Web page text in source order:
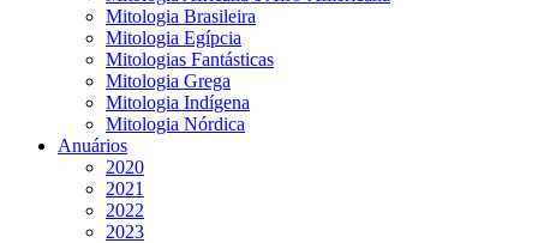
Mitologia Brasileira
Mitologia Egípcia
Mitologias Fantásticas
Mitologia Grega
Mitologia Indígena
Mitologia Nórdica
Anuários
2020
2021
2022
2023